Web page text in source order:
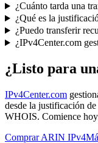
¿Cuánto tarda una
¿Qué es la
¿Puedo transferir
¿IPv4Center.com
¿Listo para
IPv4Center.com
desde la justificación
WHOIS. Comience
Comprar ARIN IPv4